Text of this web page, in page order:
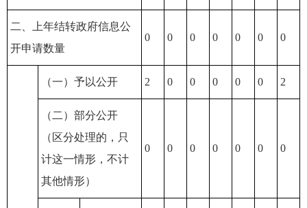
二、上年结转政府信息公
开申请数量
0 0 0 0 0 0 0
（一）予以公开 2 0 0 0 0 0 2
（二）部分公开
（区分处理的，只
计这一情形，不计
其他情形）
0 0 0 0 0 0 0